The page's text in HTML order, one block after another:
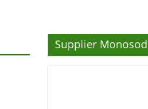
Supplier